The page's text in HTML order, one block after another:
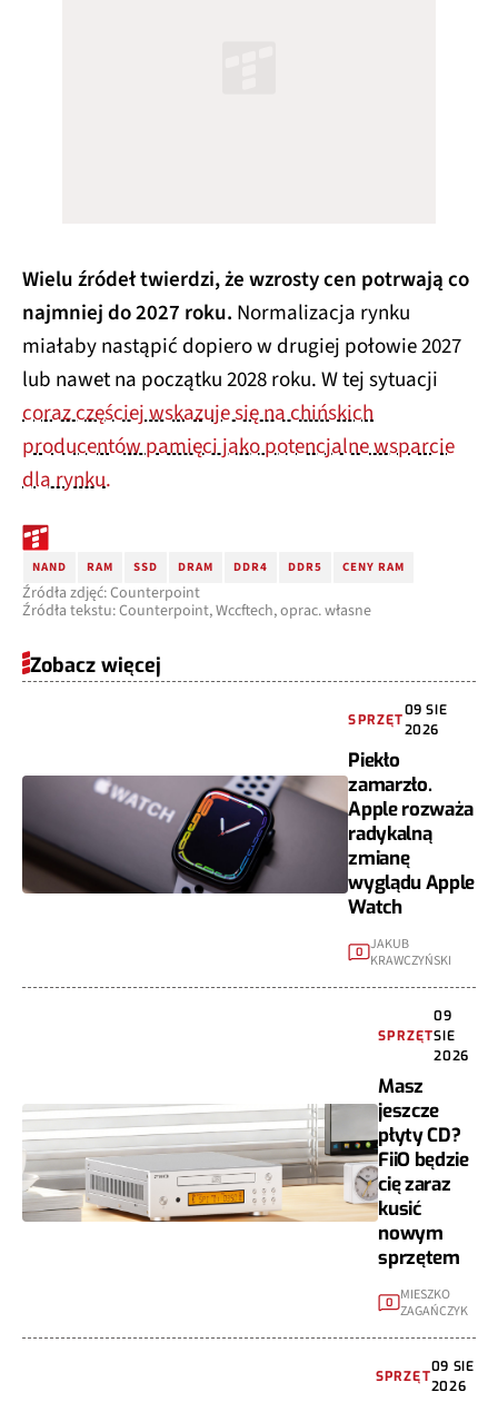
Wielu źródeł twierdzi, że wzrosty cen potrwają co
najmniej do 2027 roku. Normalizacja rynku
miałaby nastąpić dopiero w drugiej połowie 2027
lub nawet na początku 2028 roku. W tej sytuacji
coraz częściej wskazuje się na chińskich
producentów pamięci jako potencjalne wsparcie
dla rynku.
NAND RAM SSD DRAM DDR4 DDR5 CENY RAM
Źródła zdjęć: Counterpoint
Źródła tekstu: Counterpoint, Wccftech, oprac. własne
Zobacz więcej
SPRZĘT
09 SIE
2026
Piekło
zamarzło.
Apple rozważa
radykalną
zmianę
wyglądu Apple
Watch
0 JAKUB
KRAWCZYŃSKI
SPRZĘT
09
SIE
2026
Masz
jeszcze
płyty CD?
FiiO będzie
cię zaraz
kusić
nowym
sprzętem
0
MIESZKO
ZAGAŃCZYK
SPRZĘT
09 SIE
2026